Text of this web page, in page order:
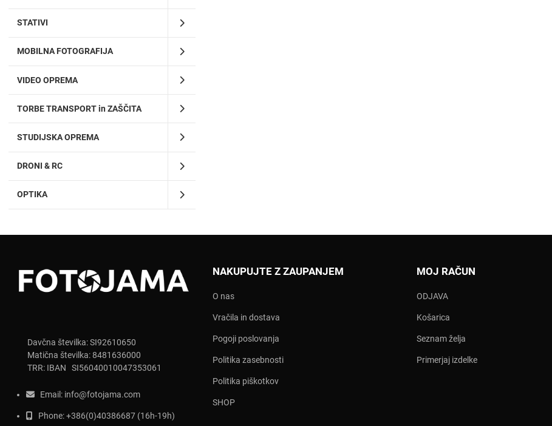
STATIVI
MOBILNA FOTOGRAFIJA
VIDEO OPREMA
TORBE TRANSPORT in ZAŠČITA
STUDIJSKA OPREMA
DRONI & RC
OPTIKA
Davčna številka: SI92610650
Matična številka: 8481636000
TRR: IBAN SI56040010047353061
Email: info@fotojama.com
Phone:+386(0)40386687 (16h-19h)
NAKUPUJTE Z ZAUPANJEM
O nas
Vračila in dostava
Pogoji poslovanja
Politika zasebnosti
Politika piškotkov
SHOP
MOJ RAČUN
ODJAVA
Košarica
Seznam želja
Primerjaj izdelke